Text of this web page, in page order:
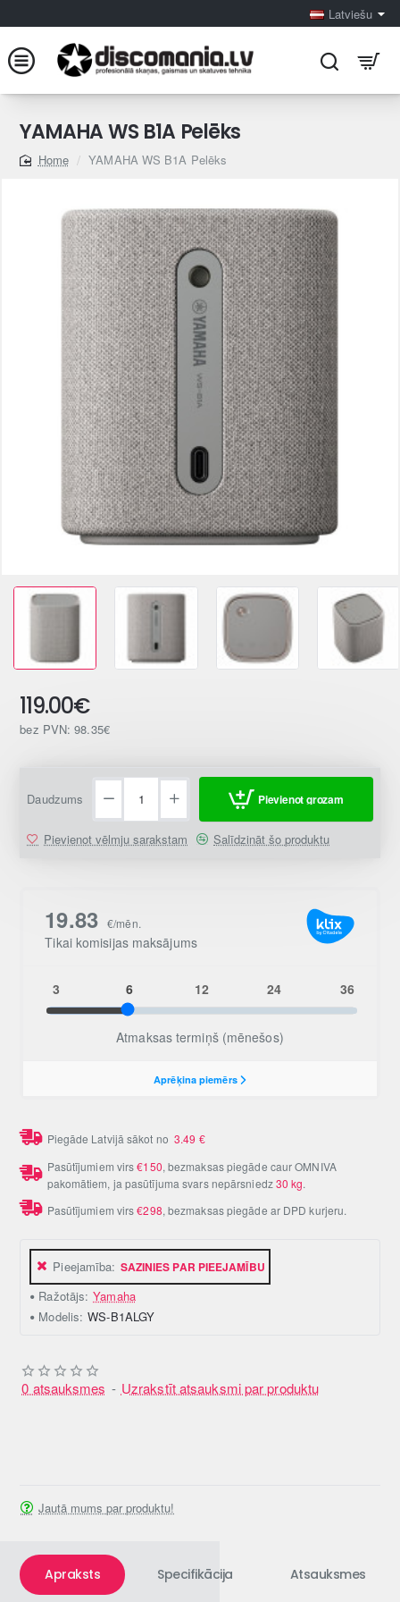
Latviešu
YAMAHA WS B1A Pelēks
home
YAMAHA WS B1A Pelēks
Pieejamība: SAZINIES PAR PIEEJAMĪBU
Ražotājs: Yamaha
Modelis: WS-B1ALGY
0 atsauksmes - Uzrakstīt atsauksmi par produktu
119.00€
bez PVN: 98.35€
Daudzums Pievienot grozam
Pievienot vēlmju sarakstam Salīdzināt šo produktu
Piegāde Latvijā sākot no3.49 €
Pasūtījumiem virs€150, bezmaksas piegāde caur OMNIVA
pakomātiem, ja pasūtījuma svars nepārsniedz30 kg.
Pasūtījumiem virs€298, bezmaksas piegāde ar DPD kurjeru.
Jautā mums par produktu!
Apraksts Specifikācija Atsauksmes